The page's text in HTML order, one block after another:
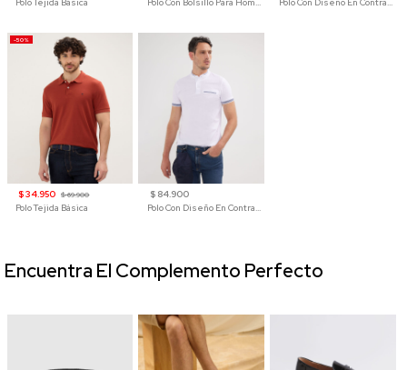
-50%
$ 34.950 $ 69.900
Polo Tejida Básica
$ 84.900
Polo Con Diseño En Contraste
Encuentra El Complemento Perfecto